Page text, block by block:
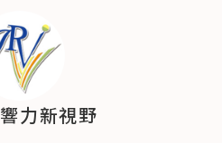
力新視野